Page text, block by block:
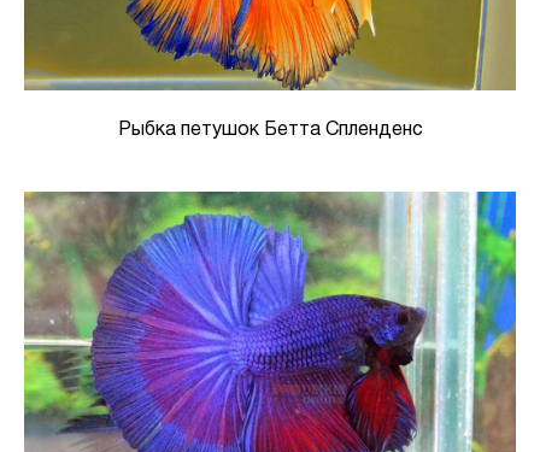
Рыбка петушок Бетта Спленденс